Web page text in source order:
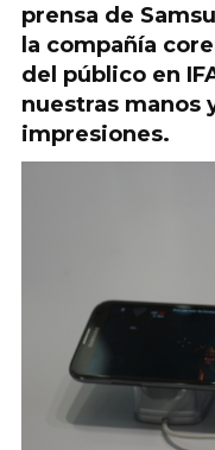
prensa de
la compañía
del público en
nuestras manos
impresiones.